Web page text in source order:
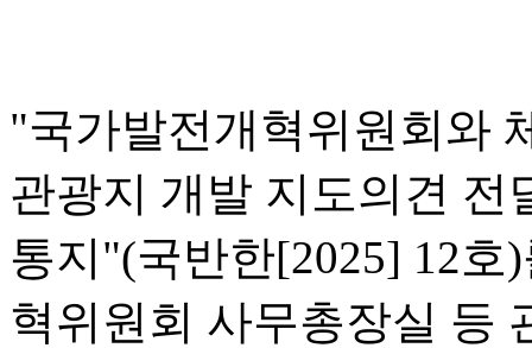
"국가발전개혁위원회와
관광지 개발 지도의견 전
통지"(국반한[2025] 12
혁위원회 사무총장실 등